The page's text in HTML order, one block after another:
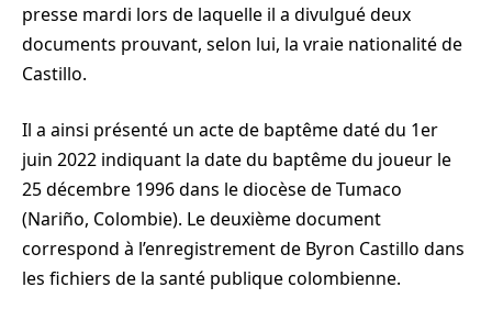
presse mardi lors de laquelle il a divulgué deux
documents prouvant, selon lui, la vraie nationalité de
Castillo.
Il a ainsi présenté un acte de baptême daté du 1er
juin 2022 indiquant la date du baptême du joueur le
25 décembre 1996 dans le diocèse de Tumaco
(Nariño, Colombie). Le deuxième document
correspond à l’enregistrement de Byron Castillo dans
les fichiers de la santé publique colombienne.